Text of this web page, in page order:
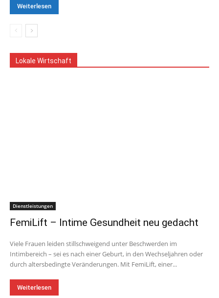
Weiterlesen
Lokale Wirtschaft
Dienstleistungen
FemiLift – Intime Gesundheit neu gedacht
Viele Frauen leiden stillschweigend unter Beschwerden im
Intimbereich – sei es nach einer Geburt, in den Wechseljahren oder
durch altersbedingte Veränderungen. Mit FemiLift, einer...
Weiterlesen